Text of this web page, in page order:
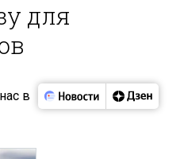
для
в